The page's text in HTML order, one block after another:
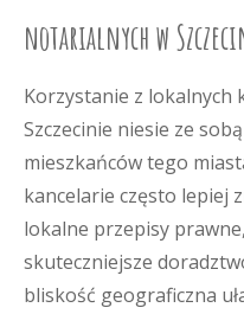
notarialnych w
Korzystanie z lokalnych
Szczecinie niesie ze
mieszkańców tego
kancelarie często lepiej
lokalne przepisy
skuteczniejsze
bliskość geograficzna